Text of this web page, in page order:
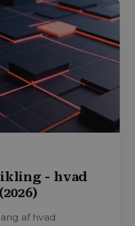
- hvad
af hvad